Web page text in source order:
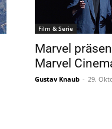
Film & Serie
Marvel
Marvel
Gustav Knaub - 29.